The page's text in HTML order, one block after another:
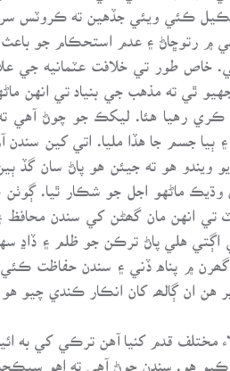
تشڪيل ڪئي ويئي جڏهين ته ڪروٽس
۾ رتوڇاڻ ۽ عدم استحڪام جو باعث
خاص طور تي خلافت عٽمانيه جي
ٿي ته مذهب جي بنياد تي انهن
ڪري رهيا هئا. ليکڪ جو چوڻ آهي
جا هڏا مليا. اتي کين سندن
ويندو هو ته جيئن هو پاڻ سان گڏ
ماڻهو اجل جو شڪار ٿيا. ڳوٺن
تي انهن مان گھڻن کي سندن محافظ
هلي پاڻ ترڪن جو ظلم ۽ ڏاڍ
گھرن ۾ پناه ڏني ۽ سندن حفاظت
ان ڳالھہ کان انڪار ڪندي چيو هو
قدم کنيا آهن ترڪي کي به
ڪيو هو. سندن چوڻ آهي ته اهو